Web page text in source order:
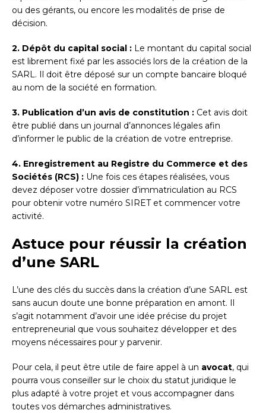
ou des gérants, ou encore les modalités de prise de
décision.
2. Dépôt du capital social : Le montant du capital social
est librement fixé par les associés lors de la création de la
SARL. Il doit être déposé sur un compte bancaire bloqué
au nom de la société en formation.
3. Publication d’un avis de constitution : Cet avis doit
être publié dans un journal d’annonces légales afin
d’informer le public de la création de votre entreprise.
4. Enregistrement au Registre du Commerce et des
Sociétés (RCS) : Une fois ces étapes réalisées, vous
devez déposer votre dossier d’immatriculation au RCS
pour obtenir votre numéro SIRET et commencer votre
activité.
Astuce pour réussir la création
d’une SARL
L’une des clés du succès dans la création d’une SARL est
sans aucun doute une bonne préparation en amont. Il
s’agit notamment d’avoir une idée précise du projet
entrepreneurial que vous souhaitez développer et des
moyens nécessaires pour y parvenir.
Pour cela, il peut être utile de faire appel à un avocat, qui
pourra vous conseiller sur le choix du statut juridique le
plus adapté à votre projet et vous accompagner dans
toutes vos démarches administratives.